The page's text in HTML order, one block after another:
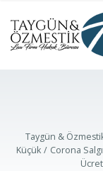
Taygün &
Küçük
Corona